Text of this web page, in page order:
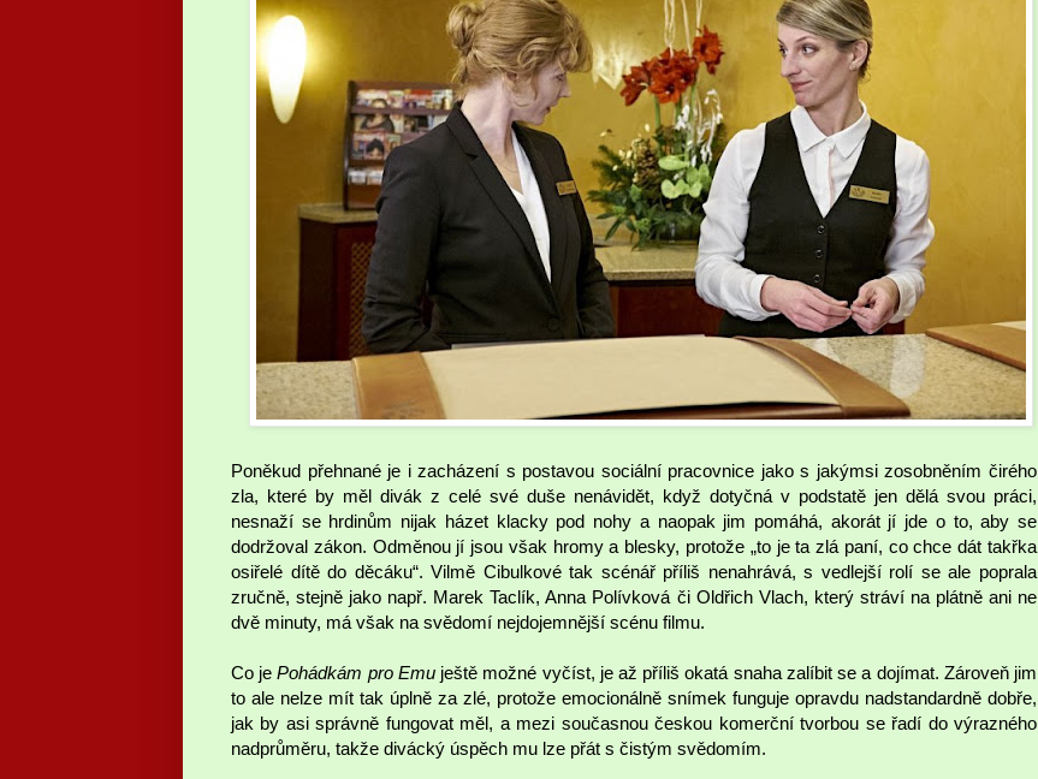
Poněkud přehnané je i zacházení s postavou sociální pracovnice jako s jakýmsi zosobněním čirého
zla, které by měl divák z celé své duše nenávidět, když dotyčná v podstatě jen dělá svou práci,
nesnaží se hrdinům nijak házet klacky pod nohy a naopak jim pomáhá, akorát jí jde o to, aby se
dodržoval zákon. Odměnou jí jsou však hromy a blesky, protože „to je ta zlá paní, co chce dát takřka
osiřelé dítě do děcáku“. Vilmě Cibulkové tak scénář příliš nenahrává, s vedlejší rolí se ale poprala
zručně, stejně jako např. Marek Taclík, Anna Polívková či Oldřich Vlach, který stráví na plátně ani ne
dvě minuty, má však na svědomí nejdojemnější scénu filmu.
Co jePohádkám pro Emuještě možné vyčíst, je až příliš okatá snaha zalíbit se a dojímat. Zároveň jim
to ale nelze mít tak úplně za zlé, protože emocionálně snímek funguje opravdu nadstandardně dobře,
jak by asi správně fungovat měl, a mezi současnou českou komerční tvorbou se řadí do výrazného
nadprůměru, takže divácký úspěch mu lze přát s čistým svědomím.